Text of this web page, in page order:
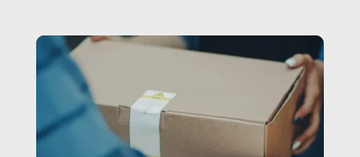
Sistema Financeiro
Soft Skills
sustentabilidade